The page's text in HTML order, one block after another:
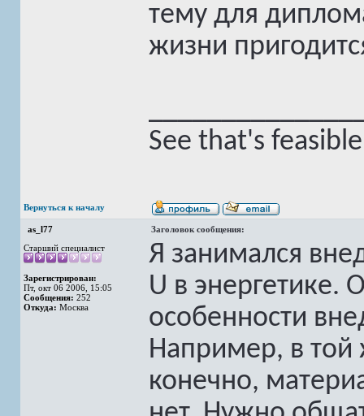
тему для
жизни
See that's
Вернуться к началу
as_l77
Заголовок сообщения:
Старший специалист
Зарегистрирован:
Пт, окт 06 2006, 15:05
Сообщения: 252
Откуда: Москва
Я занимался
U в энергетике.
особенности
Например, в той
конечно,